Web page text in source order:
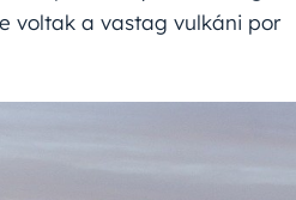
voltak a vastag vulkáni por